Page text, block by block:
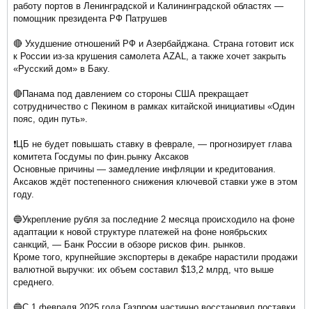
работу портов в Ленинградской и Калининградской областях —
помощник президента РФ Патрушев
🔴 Ухудшение отношений РФ и Азербайджана. Страна готовит иск
к России из-за крушения самолета AZAL, а также хочет закрыть
«Русский дом» в Баку.
🔴Панама под давлением со стороны США прекращает
сотрудничество с Пекином в рамках китайской инициативы «Один
пояс, один путь».
❗️ЦБ не будет повышать ставку в феврале, — прогнозирует глава
комитета Госдумы по фин.рынку Аксаков
Основные причины — замедление инфляции и кредитования.
Аксаков ждёт постепенного снижения ключевой ставки уже в этом
году.
🔵Укрепление рубля за последние 2 месяца происходило на фоне
адаптации к новой структуре платежей на фоне ноябрьских
санкций, — Банк России в обзоре рисков фин. рынков.
Кроме того, крупнейшие экспортеры в декабре нарастили продажи
валютной выручки: их объем составил $13,2 млрд, что выше
среднего.